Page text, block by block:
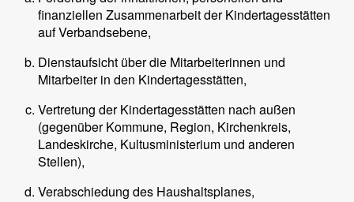
finanziellen Zusammenarbeit der Kindertagesstätten
auf Verbandsebene,
Dienstaufsicht über die Mitarbeiterinnen und
Mitarbeiter in den Kindertagesstätten,
Vertretung der Kindertagesstätten nach außen
(gegenüber Kommune, Region, Kirchenkreis,
Landeskirche, Kultusministerium und anderen
Stellen),
Verabschiedung des Haushaltsplanes,